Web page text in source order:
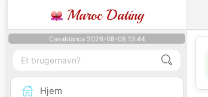
Maroc Dating
Casablanca 2026-08-08 13:44
Hjem